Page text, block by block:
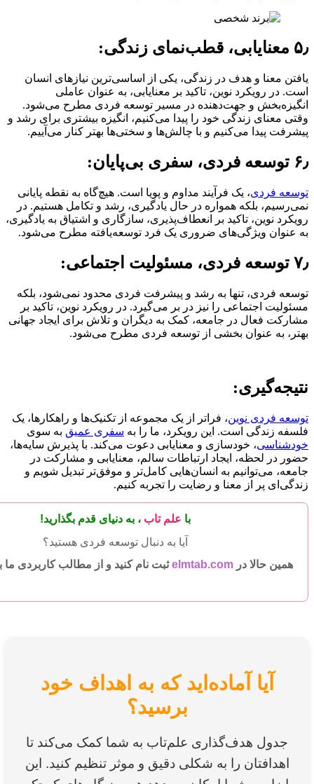
۵٫ معنایابی، قطب‌نمای زندگی:
یافتن معنا و هدف در زندگی، یکی از اساسی‌ترین نیازهای انسان
است. در رویکرد نوین، تاکید بر معنایابی، به عنوان عاملی
انگیزه‌بخش و جهت‌دهنده در مسیر توسعه فردی مطرح می‌شود.
وقتی معنای زندگی خود را پیدا می‌کنیم، انگیزه بیشتری برای رشد و
پیشرفت پیدا می‌کنیم و با چالش‌ها و سختی‌ها بهتر کنار می‌آییم.
۶٫ توسعه فردی، سفری بی‌پایان:
توسعه فردی، یک فرآیند مداوم و پویا است. هیچ‌گاه به نقطه پایانی
نمی‌رسیم، بلکه همواره در حال یادگیری، رشد و تکامل هستیم. در
رویکرد نوین، تاکید بر انعطاف‌پذیری، سازگاری و اشتیاق به یادگیری،
به عنوان ویژگی‌های ضروری یک فرد توسعه‌یافته مطرح می‌شود.
۷٫ توسعه فردی، مسئولیت اجتماعی:
توسعه فردی، تنها به رشد و پیشرفت فردی محدود نمی‌شود، بلکه
مسئولیت اجتماعی را نیز در بر می‌گیرد. در رویکرد نوین، تاکید بر
مشارکت فعال در جامعه، کمک به دیگران و تلاش برای ایجاد جهانی
بهتر، به عنوان بخشی از توسعه فردی مطرح می‌شود.
نتیجه‌گیری:
توسعه فردی نوین، فراتر از یک مجموعه از تکنیک‌ها و راهکارها، یک
فلسفه زندگی است. این رویکرد، ما را به سفری عمیق به سوی
خودشناسی، خودسازی و معنایابی دعوت می‌کند. با پذیرش سایه‌ها،
حضور در لحظه، ایجاد ارتباطات سالم، معنایابی و مشارکت در
جامعه، می‌توانیم به انسان‌هایی کامل‌تر و موفق‌تر تبدیل شویم و
زندگی‌ای پر از معنا و رضایت را تجربه کنیم.
با علم تاب ، به دنیایقدم بگذارید!
آیا به دنبال توسعه فردی هستید؟
همین حالا درelmtab.comثبت نام کنید و از مطالب کاربردی ما
آیا آماده‌اید که به اهداف خود
برسید؟
جدول هدف‌گذاری علم‌تاب به شما کمک می‌کند تا
اهدافتان را به شکلی دقیق و موثر تنظیم کنید. این